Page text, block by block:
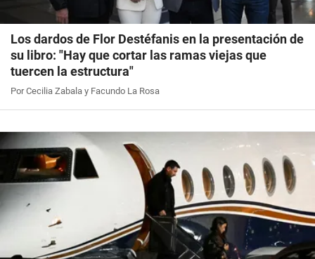
Los dardos de Flor Destéfanis en la presentación de
su libro: "Hay que cortar las ramas viejas que
tuercen la estructura"
Por Cecilia Zabala y Facundo La Rosa